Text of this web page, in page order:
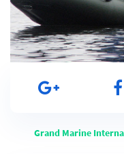
Grand Marine